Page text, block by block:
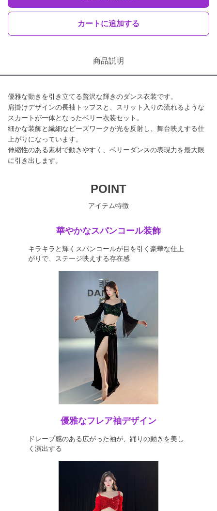
カートに追加する
商品説明
優雅な動きを引き立てる贅沢な輝きのダンス衣装です。
肩掛けデザインの長袖トップスと、スリット入りの流れるような
スカートが一体となったベリー衣装セット。
細かな装飾と繊細なビーズワークが光を反射し、舞台映えする仕
上がりになっています。
伸縮性のある素材で動きやすく、ベリーダンスの表現力を最大限
に引き出します。
POINT
アイテム特徴
華やかなスパンコール装飾
キラキラと輝くスパンコールが目を引く豪華な仕上
がりで、ステージ映えする存在感
優雅なフレア袖デザイン
ドレープ感のある広がった袖が、踊りの動きを美し
く演出する